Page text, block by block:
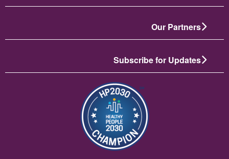
Our Partners
Subscribe for Updates
الصورة